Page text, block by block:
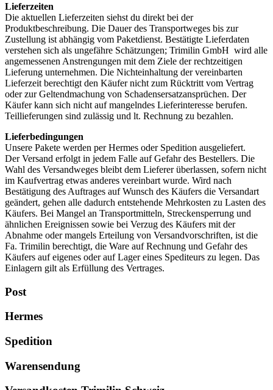
Lieferzeiten
Die aktuellen Lieferzeiten siehst du direkt bei der
Produktbeschreibung. Die Dauer des Transportweges bis zur
Zustellung ist abhängig vom Paketdienst. Bestätigte Lieferdaten
verstehen sich als ungefähre Schätzungen; Trimilin GmbH wird alle
angemessenen Anstrengungen mit dem Ziele der rechtzeitigen
Lieferung unternehmen. Die Nichteinhaltung der vereinbarten
Lieferzeit berechtigt den Käufer nicht zum Rücktritt vom Vertrag
oder zur Geltendmachung von Schadensersatzansprüchen. Der
Käufer kann sich nicht auf mangelndes Lieferinteresse berufen.
Teillieferungen sind zulässig und lt. Rechnung zu bezahlen.
Lieferbedingungen
Unsere Pakete werden per Hermes oder Spedition ausgeliefert.
Der Versand erfolgt in jedem Falle auf Gefahr des Bestellers. Die
Wahl des Versandweges bleibt dem Lieferer überlassen, sofern nicht
im Kaufvertrag etwas anderes vereinbart wurde. Wird nach
Bestätigung des Auftrages auf Wunsch des Käufers die Versandart
geändert, gehen alle dadurch entstehende Mehrkosten zu Lasten des
Käufers. Bei Mangel an Transportmitteln, Streckensperrung und
ähnlichen Ereignissen sowie bei Verzug des Käufers mit der
Abnahme oder mangels Erteilung von Versandvorschriften, ist die
Fa. Trimilin berechtigt, die Ware auf Rechnung und Gefahr des
Käufers auf eigenes oder auf Lager eines Spediteurs zu legen. Das
Einlagern gilt als Erfüllung des Vertrages.
Post
Hermes
Spedition
Warensendung